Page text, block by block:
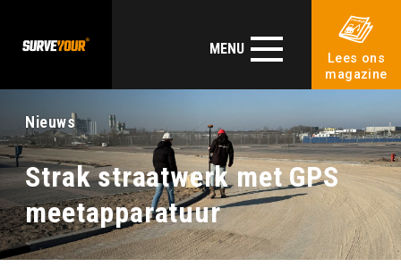
MENU
Lees ons
magazine
Nieuws
Strak straatwerk met GPS
meetapparatuur